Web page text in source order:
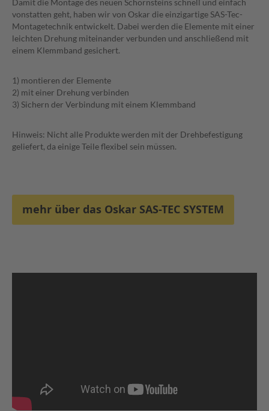
vonstatten geht, haben wir von Oskar die einzigartige SAS-Tec-
Montagetechnik entwickelt. Dabei werden die Elemente mit einer
leichten Drehung miteinander verbunden und anschließend mit
einem Klemmband gesichert.
1) montieren der Elemente
2) mit einer Drehung verbinden
3) Sichern der Verbindung mit einem Klemmband
Hinweis: Nicht alle Produkte werden mit der Drehbefestigung
geliefert, da einige Teile flexibel sein müssen.
mehr über das Oskar SAS-TEC SYSTEM